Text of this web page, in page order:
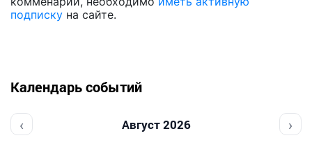
подписку на сайте.
Календарь событий
‹ Август 2026 ›